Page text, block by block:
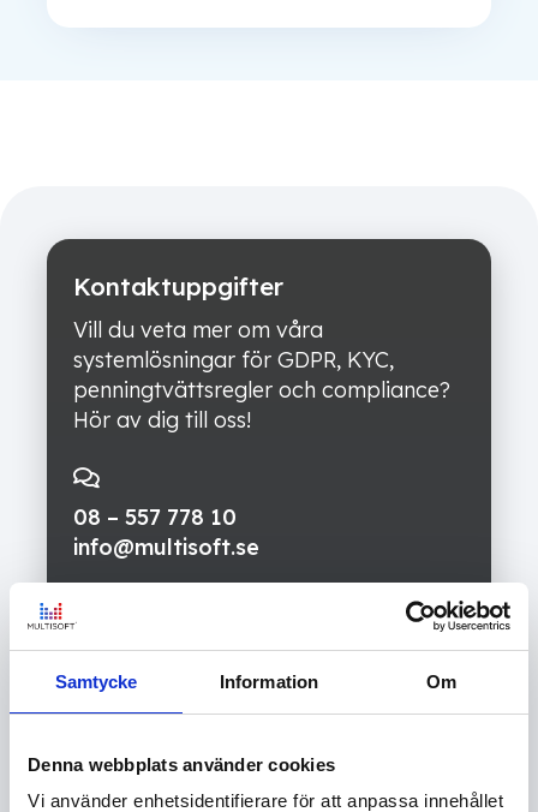
Samtycke Information Om
Denna webbplats använder cookies
Vi använder enhetsidentifierare för att anpassa innehållet
Kontaktuppgifter
Vill du veta mer om våra
systemlösningar för GDPR, KYC,
penningtvättsregler och compliance?
Hör av dig till oss!
08 – 557 778 10
info@multisoft.se
Brunkebergstorg 5
111 51 Stockholm
Kontakta oss